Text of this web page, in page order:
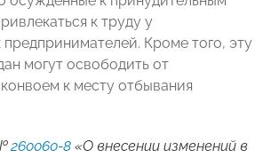
к труду у
Кроме того, эту
могут освободить от
к месту отбывания
260060-8 «О внесении изменений в